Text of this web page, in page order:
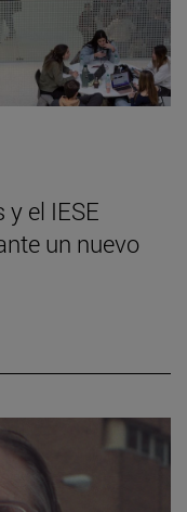
el IESE
un nuevo